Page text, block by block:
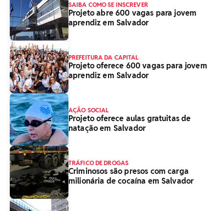
SAIBA COMO SE INSCREVER
Projeto abre 600 vagas para jovem
aprendiz em Salvador
PREFEITURA DA CAPITAL
Projeto oferece 600 vagas para jovem
aprendiz em Salvador
AÇÃO SOCIAL
Projeto oferece aulas gratuitas de
natação em Salvador
TRÁFICO DE DROGAS
Criminosos são presos com carga
milionária de cocaína em Salvador